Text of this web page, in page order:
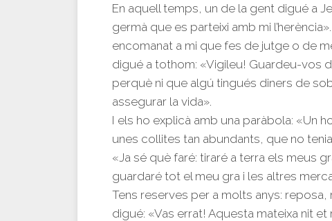
En aquell temps, un de la gent digué a
germà que es parteixi amb mi
encomanat a mi que fes de jutge o de
digué a tothom: «Vigileu! Guardeu-vos
perquè ni que algú tingués diners de
assegurar la vida».
I els ho explicà amb una paràbola: «Un
unes collites tan abundants, que no
«Ja sé què faré: tiraré a terra els meus
guardaré tot el meu gra i les altres
Tens reserves per a molts anys:
digué: «Vas errat! Aquesta mateixa nit